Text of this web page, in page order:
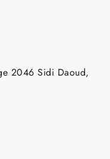
2046 Sidi Daoud,